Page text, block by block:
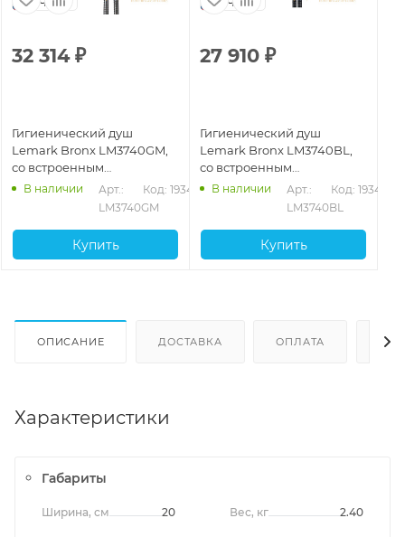
32 314₽
Гигиенический душ
Lemark Bronx LM3740GM,
со встроенным
термостатическим
смесителем, графит
В наличии
Арт.:
LM3740GM
Код: 19342
Купить
27 910 ₽
Гигиенический душ
Lemark Bronx LM3740BL,
со встроенным
термостатическим
смесителем, черный
В наличии
Арт.:
LM3740BL
Код: 19341
Купить
ОПИСАНИЕ ДОСТАВКА ОПЛАТА
Характеристики
Габариты
Ширина, см 20 Вес, кг 2.40